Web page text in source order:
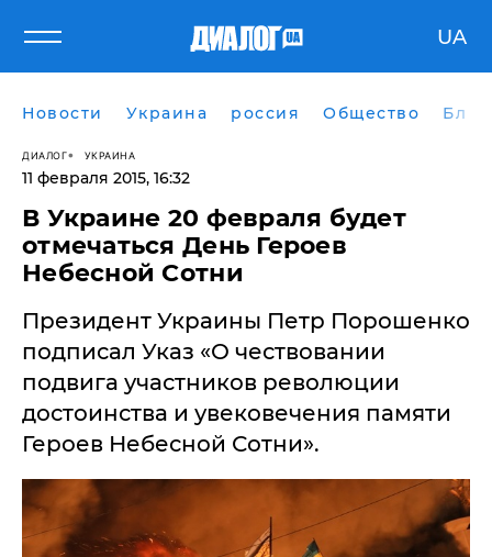
UA
Новости Украина россия Общество
ДИАЛОГ УКРАИНА
11 февраля 2015, 16:32
В Украине ​20 февраля будет
отмечаться День Героев
Небесной Сотни
Президент Украины Петр Порошенко
подписал Указ «О чествовании
подвига участников революции
достоинства и увековечения памяти
Героев Небесной Сотни».